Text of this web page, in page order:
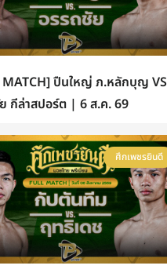
MATCH] ปืนใหญ่ ภ.หลักบุญ VS
กีล่าสปอร์ต | 6 ส.ค. 69
ศึกเพชรยินดี